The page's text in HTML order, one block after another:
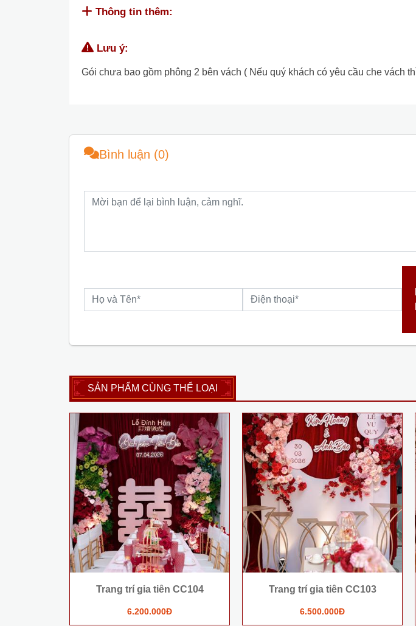
Thông tin thêm:
Lưu ý:
Gói chưa bao gồm phông 2 bên vách ( Nếu quý khách có yêu cầu che vách
Bình luận (0)
SẢN PHẨM CÙNG THỂ LOẠI
Trang trí gia tiên CC104
6.200.000Đ
Trang trí gia tiên CC103
6.500.000Đ